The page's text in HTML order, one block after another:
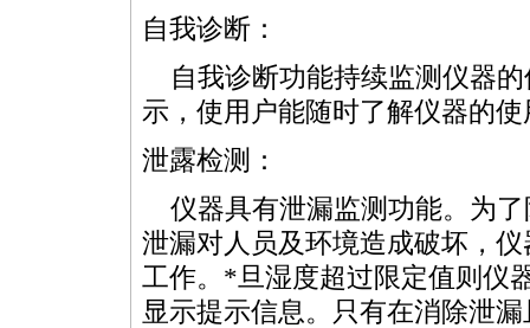
自我诊断：
自我诊断功能持续监测仪器的
示，使用户能随时了解仪器的
泄露检测：
仪器具有泄漏监测功能。为了
泄漏对人员及环境造成破坏，
工作。 *旦湿度超过限定值则仪
显示提示信息。只有在消除泄